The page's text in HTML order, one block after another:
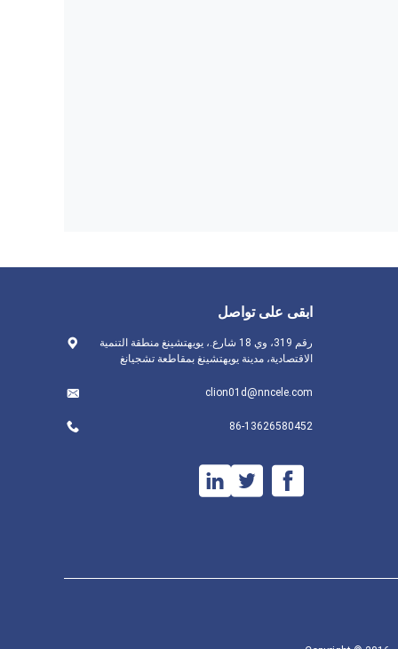
ابقى على تواصل
رقم 319، وي 18 شارع.، يويهتشينغ منطقة التنمية
الاقتصادية، مدينة يويهتشينغ بمقاطعة تشجيانغ
clion01d@nncele.com
86-13626580452